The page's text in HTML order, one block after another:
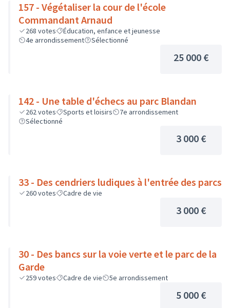
157 - Végétaliser la cour de l'école
Commandant Arnaud
268 votes
Éducation, enfance et jeunesse
4e arrondissement
Sélectionné
25 000 €
142 - Une table d'échecs au parc Blandan
262votes Sports et loisirs
7e arrondissement
Sélectionné
3 000 €
33 - Des cendriers ludiques à l'entrée des parcs
260votes Cadre de vie
3 000 €
30 - Des bancs sur la voie verte et le parc de la
Garde
259votes Cadre de vie 5e arrondissement
5 000 €